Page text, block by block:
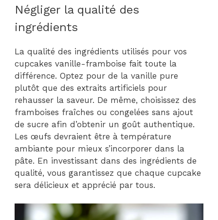
Négliger la qualité des
ingrédients
La qualité des ingrédients utilisés pour vos
cupcakes vanille-framboise fait toute la
différence. Optez pour de la vanille pure
plutôt que des extraits artificiels pour
rehausser la saveur. De même, choisissez des
framboises fraîches ou congelées sans ajout
de sucre afin d’obtenir un goût authentique.
Les œufs devraient être à température
ambiante pour mieux s’incorporer dans la
pâte. En investissant dans des ingrédients de
qualité, vous garantissez que chaque cupcake
sera délicieux et apprécié par tous.